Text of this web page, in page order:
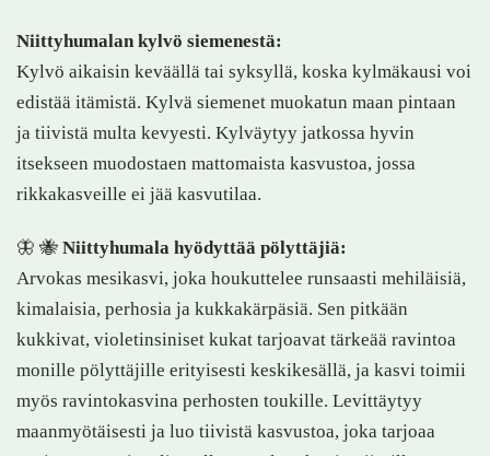
Niittyhumalan kylvö siemenestä:
Kylvö aikaisin keväällä tai syksyllä, koska kylmäkausi voi
edistää itämistä. Kylvä siemenet muokatun maan pintaan
ja tiivistä multa kevyesti. Kylväytyy jatkossa hyvin
itsekseen muodostaen mattomaista kasvustoa, jossa
rikkakasveille ei jää kasvutilaa.
🦋 🐝 Niittyhumala hyödyttää pölyttäjiä:
Arvokas mesikasvi, joka houkuttelee runsaasti mehiläisiä,
kimalaisia, perhosia ja kukkakärpäsiä. Sen pitkään
kukkivat, violetinsiniset kukat tarjoavat tärkeää ravintoa
monille pölyttäjille erityisesti keskikesällä, ja kasvi toimii
myös ravintokasvina perhosten toukille. Levittäytyy
maanmyötäisesti ja luo tiivistä kasvustoa, joka tarjoaa